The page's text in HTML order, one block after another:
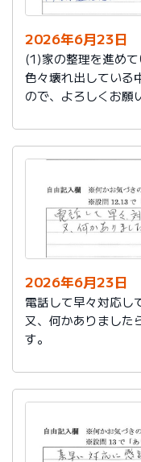
2026年6月23日
(1)家の整理を進め
色々壊れ出している
ので、よろしくお願
集長さんにもよろし
2026年6月23日
電話して早々対応し
又、何かありました
す。